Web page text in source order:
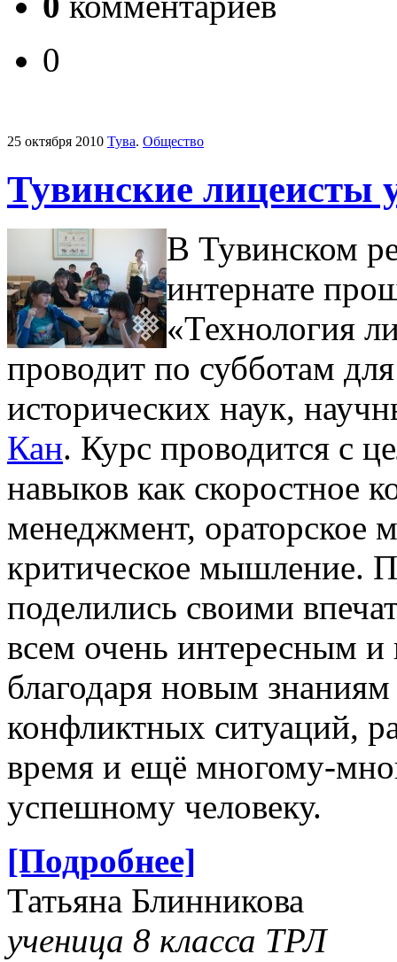
0
25 октября 2010 Тува. Общество
Тувинские лицеисты
В Тувинском
интернате
«Технология
проводит по субботам
исторических наук,
Кан. Курс проводится с
навыков как скоростное
менеджмент, ораторское
критическое мышление.
поделились своими
всем очень интересным
благодаря новым знаниям
конфликтных ситуаций,
время и ещё многому-
успешному человеку.
[Подробнее]
Татьяна Блинникова
ученица 8 класса ТРЛ